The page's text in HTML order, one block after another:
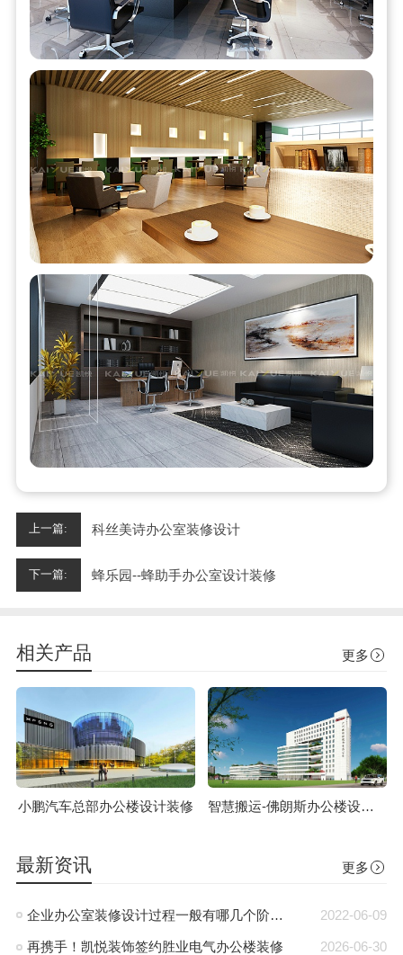
上一篇: 科丝美诗办公室装修设计
下一篇: 蜂乐园--蜂助手办公室设计装修
相关产品 更多
小鹏汽车总部办公楼设计装修 智慧搬运-佛朗斯办公楼设计装修
最新资讯 更多
2022-06-09
企业办公室装修设计过程一般有哪几个阶段?
2026-06-30
再携手！凯悦装饰签约胜业电气办公楼装修